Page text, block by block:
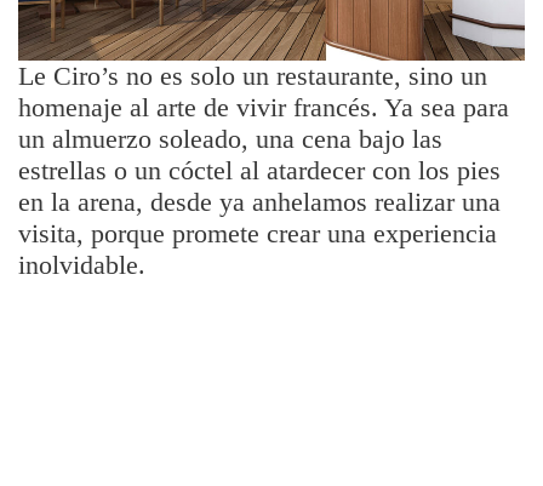
Le Ciro’s no es solo un restaurante, sino un
homenaje al arte de vivir francés. Ya sea para
un almuerzo soleado, una cena bajo las
estrellas o un cóctel al atardecer con los pies
en la arena, desde ya anhelamos realizar una
visita, porque promete crear una experiencia
inolvidable.